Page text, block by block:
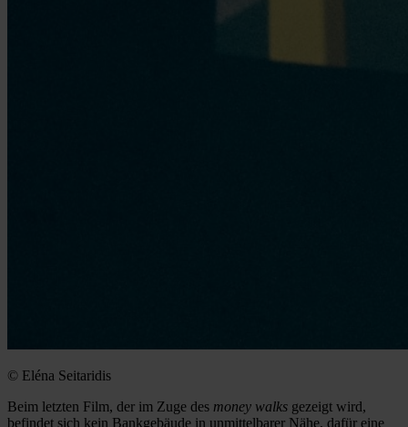
© Eléna Seitaridis
Beim letzten Film, der im Zuge des money walks gezeigt wird,
befindet sich kein Bankgebäude in unmittelbarer Nähe, dafür eine